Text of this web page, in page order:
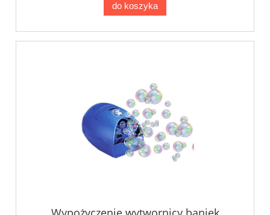
do koszyka